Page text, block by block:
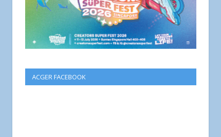
ACGER FACEBOOK